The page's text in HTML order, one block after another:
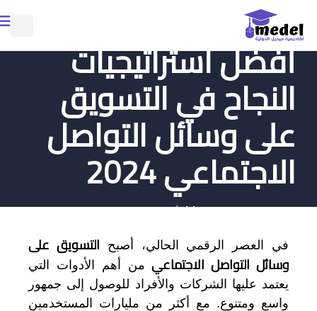
أفضل استراتيجيات
النجاح في التسويق
على وسائل التواصل
الاجتماعي 2024
أكتوبر 16, 2024
في العصر الرقمي الحالي، أصبح
التسويق على
وسائل التواصل الاجتماعيمن أهم الأدوات التي
يعتمد عليها الشركات والأفراد للوصول إلى جمهور
واسع ومتنوع. مع أكثر من مليارات المستخدمين